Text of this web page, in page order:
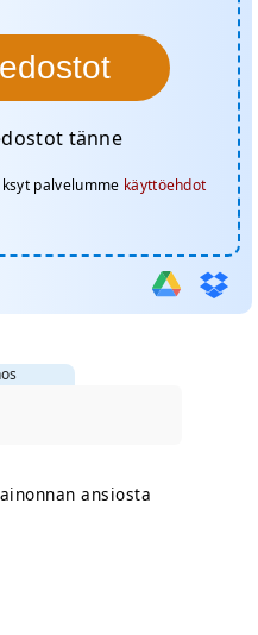
tänne
palvelumme käyttöehdot
ansiosta